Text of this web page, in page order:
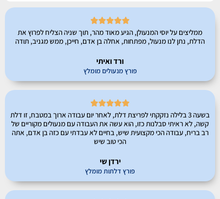





ממליצים על יוסי המנעולן, הגיע מאוד מהר, תוך שניה הצליח לפרוץ את
הדלת, נתן לנו מנעול, מפתחות, אחלה בן אדם, חייכן, ממש מגניב, תודה
ורד ואיתי
פורץ מנעולים מומלץ





בשעה 3 בלילה נזקקתי לפריצת דלת, לאחר יום עבודה ארוך במטבח, זו דלת
קשה, לא ראיתי סבלנות כזו, הוא עשה את העבודה עם מנעולים מקוריים של
רב בריח, עבודה הכי מקצועית שיש, בחיים לא עבדתי עם כזה בן אדם, אתה
הכי טוב שיש
ירדן שי
פורץ דלתות מומלץ